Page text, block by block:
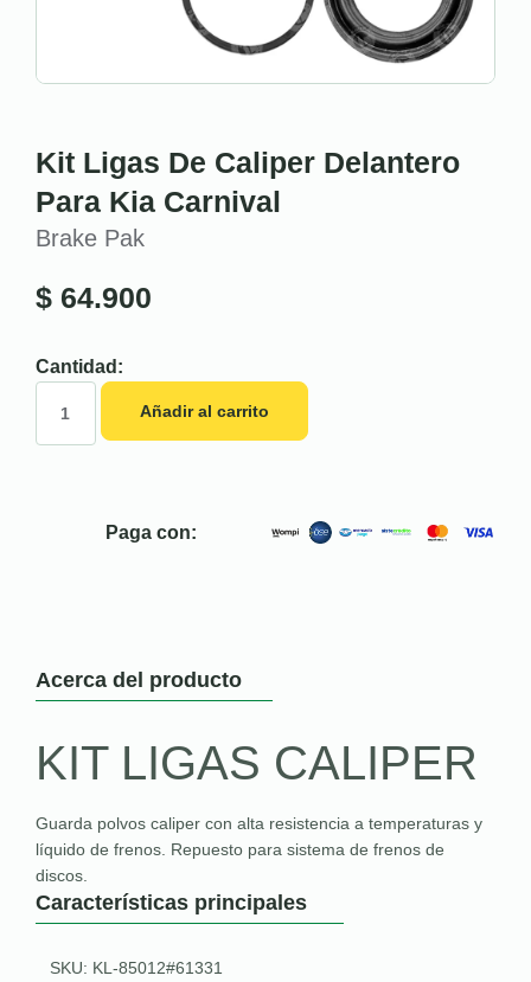
Kit Ligas De Caliper Delantero
Para Kia Carnival
Brake Pak
$ 64.900
Cantidad:
Añadir al carrito
Paga con:
Acerca del producto
KIT LIGAS CALIPER
Guarda polvos caliper con alta resistencia a temperaturas y
líquido de frenos. Repuesto para sistema de frenos de
discos.
Características principales
SKU: KL-85012#61331